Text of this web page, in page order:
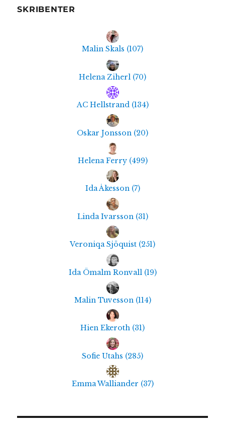
SKRIBENTER
Malin Skals (107)
Helena Ziherl (70)
AC Hellstrand (134)
Oskar Jonsson (20)
Helena Ferry (499)
Ida Åkesson (7)
Linda Ivarsson (31)
Veroniqa Sjöquist (251)
Ida Ömalm Ronvall (19)
Malin Tuvesson (114)
Hien Ekeroth (31)
Sofie Utahs (285)
Emma Walliander (37)